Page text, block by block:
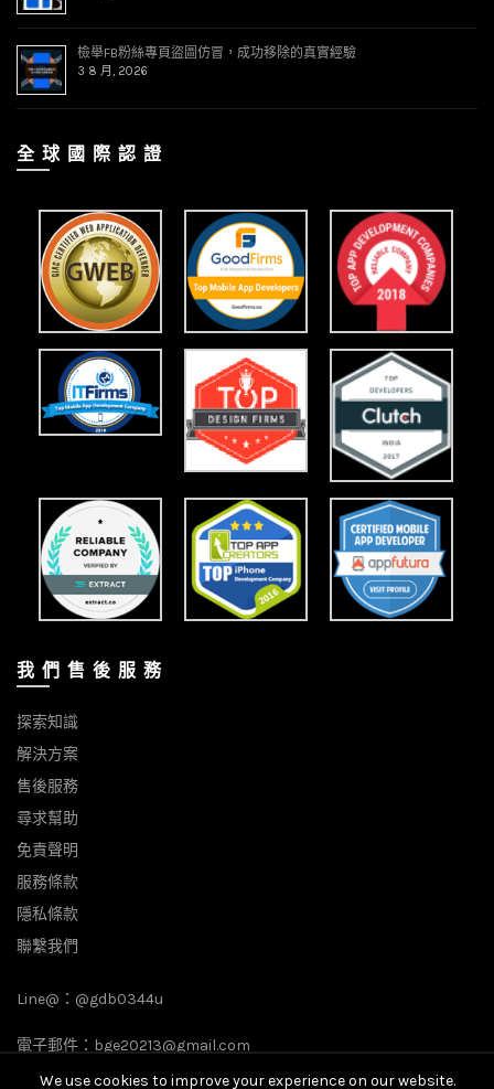
檢舉FB粉絲專頁盜圖仿冒，成功移除的真實經驗
3 8 月, 2026
全 球 國 際 認 證
我 們 售 後 服 務
探索知識
解決方案
售後服務
尋求幫助
免責聲明
服務條款
隱私條款
聯繫我們
Line@： @gdb0344u
電子郵件： bge20213@gmail.com
We use cookies to improve your experience on our website.